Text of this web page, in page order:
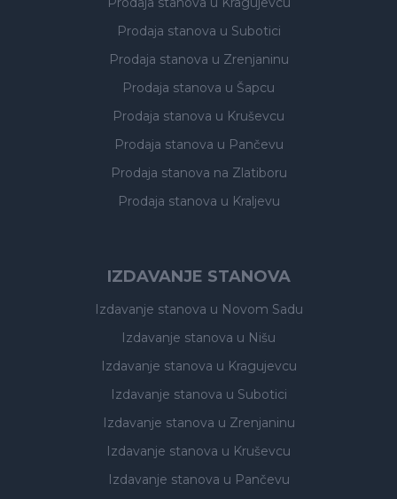
Prodaja stanova u Subotici
Prodaja stanova u Zrenjaninu
Prodaja stanova u Šapcu
Prodaja stanova u Kruševcu
Prodaja stanova u Pančevu
Prodaja stanova na Zlatiboru
Prodaja stanova u Kraljevu
IZDAVANJE STANOVA
Izdavanje stanova u Novom Sadu
Izdavanje stanova u Nišu
Izdavanje stanova u Kragujevcu
Izdavanje stanova u Subotici
Izdavanje stanova u Zrenjaninu
Izdavanje stanova u Kruševcu
Izdavanje stanova u Pančevu